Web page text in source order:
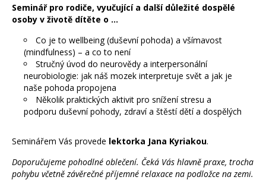
Seminář pro rodiče, vyučující a další důležité dospělé
osoby v životě dítěte o …
Co je to wellbeing (duševní pohoda) a všímavost
(mindfulness) – a co to není
Stručný úvod do neurovědy a interpersonální
neurobiologie: jak náš mozek interpretuje svět a jak je
naše pohoda propojena
Několik praktických aktivit pro snížení stresu a
podporu duševní pohody, zdraví a štěstí dětí a dospělých
Seminářem Vás provede lektorka Jana Kyriakou.
Doporučujeme pohodlné oblečení. Čeká Vás hlavně praxe, trocha
pohybu včetně závěrečné příjemné relaxace na podložce na zemi.